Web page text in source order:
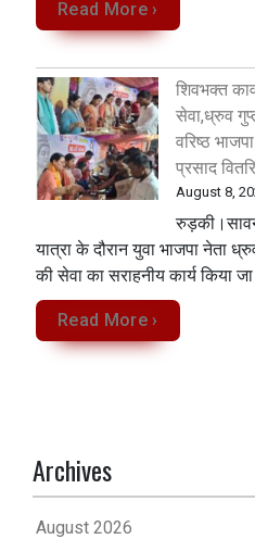
Read More ›
शिवभक्त
सेवा,ध्रुव
वरिष्ठ
प्रसाद
August 8,
यात्रा के दौरान युवा भाजपा नेता
की सेवा का सराहनीय कार्य किया
Read More ›
Archives
August 2026